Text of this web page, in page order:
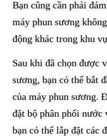
Bạn cũng cần phải
máy phun sương
động khác trong khu
Sau khi đã chọn được
sương, bạn có thể bắt
của máy phun sương.
đặt bộ phân phối nước
bạn có thể lắp đặt các